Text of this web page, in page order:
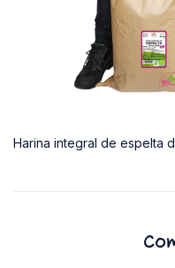
Harina integral de espelta